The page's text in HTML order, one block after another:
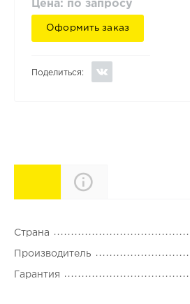
Цена: по запросу
Оформить заказ
Поделиться:
Характеристики
Страна
Производитель
Гарантия